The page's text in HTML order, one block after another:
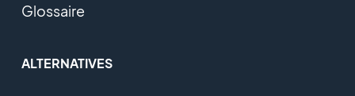
Glossaire
ALTERNATIVES